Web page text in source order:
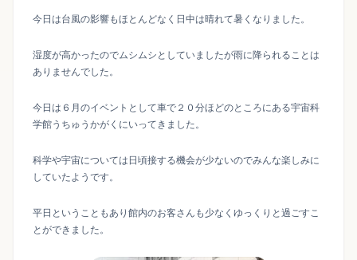
今日は台風の影響もほとんどなく日中は晴れて暑くなりました。
湿度が高かったのでムシムシとしていましたが雨に降られることは
ありませんでした。
今日は６月のイベントとして車で２０分ほどのところにある宇宙科
学館うちゅうかがくにいってきました。
科学や宇宙については日頃接する機会が少ないのでみんな楽しみに
していたようです。
平日ということもあり館内のお客さんも少なくゆっくりと過ごすこ
とができました。